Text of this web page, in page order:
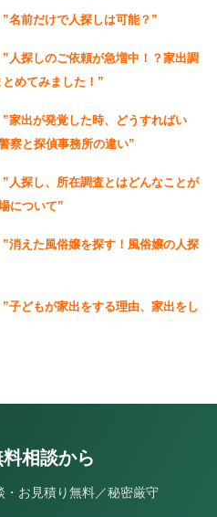
名前だけで人探しは可能？”
人探しのご依頼が急増中！？家出調
めてみました！”
家出が発覚した時、どうすればい
察と探偵事務所の違い”
人探し、所在調査とはどんなことが
について”
消えた風俗嬢を探す！風俗嬢の人探
子どもが家出をする理由、家出をし
料相談から
お見積り無料／秘密厳守